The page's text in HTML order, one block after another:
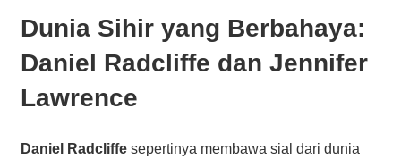
Dunia Sihir yang Berbahaya:
Daniel Radcliffe dan Jennifer
Lawrence
Daniel Radcliffesepertinya membawa sial dari dunia